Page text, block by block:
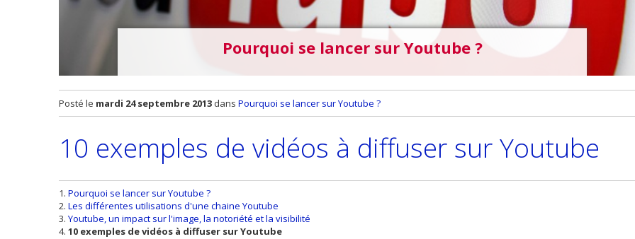
Pourquoi se lancer sur Youtube ?
Posté le mardi 24 septembre 2013 dans Pourquoi se lancer sur Youtube ?
10 exemples de vidéos à diffuser sur Youtube
Pourquoi se lancer sur Youtube ?
Les différentes utilisations d'une chaine Youtube
Youtube, un impact sur l'image, la notoriété et la visibilité
10 exemples de vidéos à diffuser sur Youtube